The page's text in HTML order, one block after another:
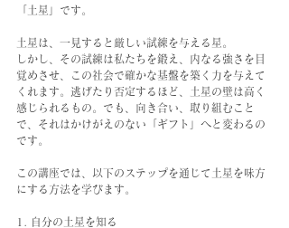
「土星」です。
土星は、一見すると厳しい試練を与える星。
しかし、その試練は私たちを鍛え、内なる強さを目
覚めさせ、この社会で確かな基盤を築く力を与えて
くれます。逃げたり否定するほど、土星の壁は高く
感じられるもの。でも、向き合い、取り組むこと
で、それはかけがえのない「ギフト」へと変わるの
です。
この講座では、以下のステップを通じて土星を味方
にする方法を学びます。
1. 自分の土星を知る